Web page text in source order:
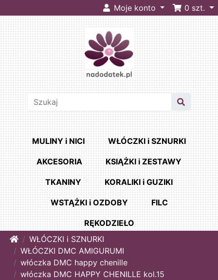
Moje konto 0 szt.
MULINY i NICI WŁÓCZKI i SZNURKI
AKCESORIA KSIĄŻKI i ZESTAWY
TKANINY KORALIKI i GUZIKI
WSTĄŻKI i OZDOBY FILC
RĘKODZIEŁO
HomeWŁÓCZKI i SZNURKI
WŁÓCZKI DMC AMIGURUMI
włóczka DMC happy chenille
włóczka DMC HAPPY CHENILLE kol.15